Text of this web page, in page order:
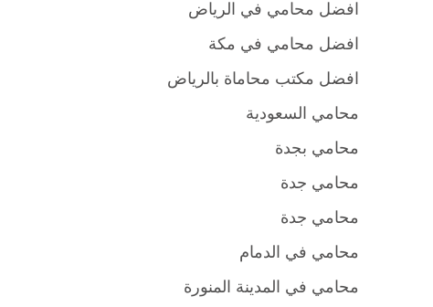
افضل محامي في الرياض
افضل محامي في مكة
افضل مكتب محاماة بالرياض
محامي السعودية
محامي بجدة
محامي جدة
محامي جدة
محامي في الدمام
محامي في المدينة المنورة